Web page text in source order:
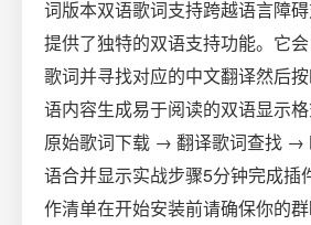
词版本双语歌词支持跨越语言障
提供了独特的双语支持功能。它
歌词并寻找对应的中文翻译然后
语内容生成易于阅读的双语显示
原始歌词下载 → 翻译歌词查找 →
语合并显示实战步骤5分钟完成插
作清单在开始安装前请确保你的